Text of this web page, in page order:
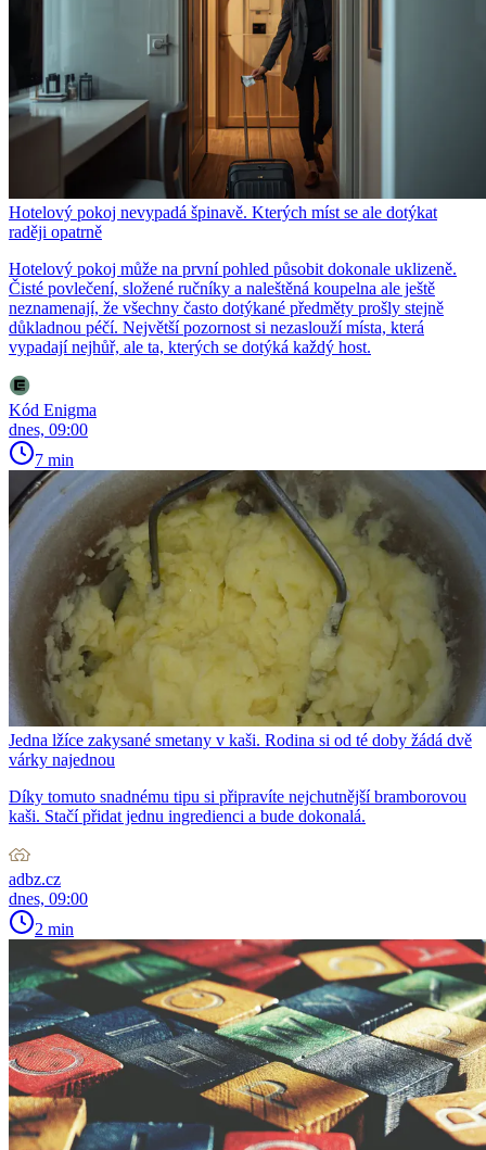
Hotelový pokoj nevypadá špinavě. Kterých míst se ale dotýkat
raději opatrně
Hotelový pokoj může na první pohled působit dokonale uklizeně.
Čisté povlečení, složené ručníky a naleštěná koupelna ale ještě
neznamenají, že všechny často dotýkané předměty prošly stejně
důkladnou péčí. Největší pozornost si nezaslouží místa, která
vypadají nejhůř, ale ta, kterých se dotýká každý host.
Kód Enigma
dnes, 09:00
7 min
Jedna lžíce zakysané smetany v kaši. Rodina si od té doby žádá dvě
várky najednou
Díky tomuto snadnému tipu si připravíte nejchutnější bramborovou
kaši. Stačí přidat jednu ingredienci a bude dokonalá.
adbz.cz
dnes, 09:00
2 min